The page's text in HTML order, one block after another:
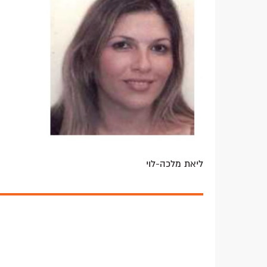
ליאת מלכה-לוי